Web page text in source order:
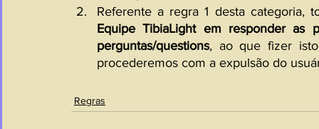
Referente a regra 1 desta categoria,
Equipe TibiaLight em responder as
perguntas/questions, ao que fizer isto
procederemos com a expulsão do
Regras